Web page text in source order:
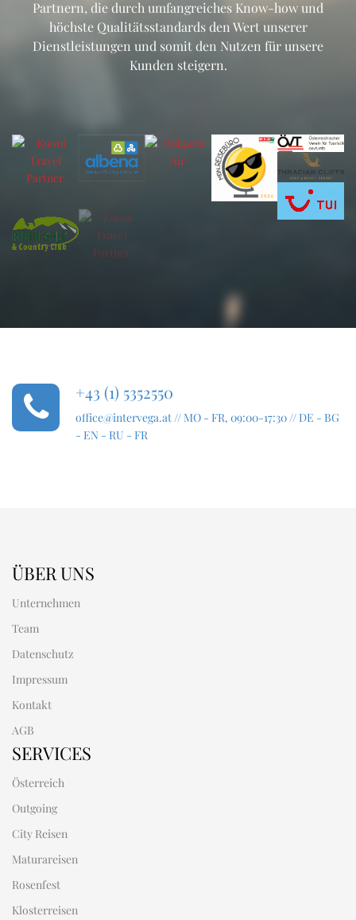
Partnern, die durch umfangreiches Know-how und
höchste Qualitätsstandards den Wert unserer
Dienstleistungen und somit den Nutzen für unsere
Kunden steigern.
+43 (1) 5352550
office@intervega.at// MO - FR, 09:00-17:30 // DE - BG
- EN - RU - FR
ÜBER UNS
Unternehmen
Team
Datenschutz
Impressum
Kontakt
AGB
SERVICES
Österreich
Outgoing
City Reisen
Maturareisen
Rosenfest
Klosterreisen